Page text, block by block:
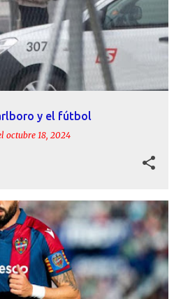
y el fútbol
octubre 18, 2024